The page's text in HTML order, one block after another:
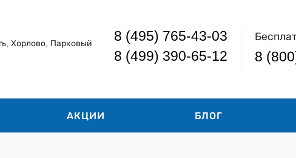
Хорлово, Парковый
8 (495) 765-43-03
8 (499) 390-65-12
8
АКЦИИ БЛОГ